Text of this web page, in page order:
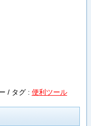
/ タグ : 便利ツール